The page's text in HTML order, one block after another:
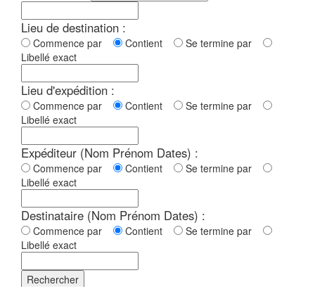
Lieu de destination :
Commence par Contient
Se termine par
Libellé exact
Lieu d'expédition :
Commence par Contient
Se termine par
Libellé exact
Expéditeur (Nom Prénom Dates) :
Commence par Contient
Se termine par
Libellé exact
Destinataire (Nom Prénom Dates) :
Commence par Contient
Se termine par
Libellé exact
Rechercher